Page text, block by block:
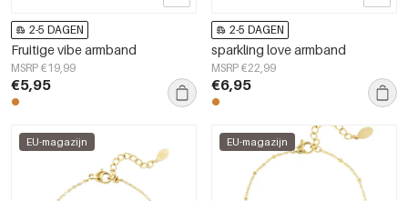
2-5 DAGEN
Fruitige vibe armband
MSRP €19,99
€5,95
2-5 DAGEN
sparkling love armband
MSRP €22,99
€6,95
EU-magazijn EU-magazijn